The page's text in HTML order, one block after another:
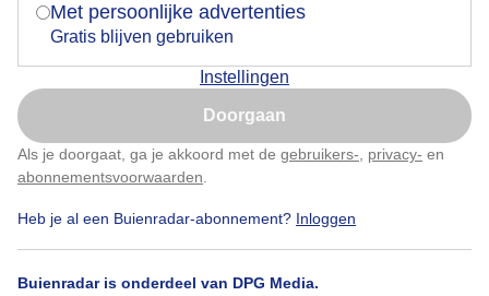
Met persoonlijke advertenties
Gratis blijven gebruiken
Instellingen
Doorgaan
Als je doorgaat, ga je akkoord met de gebruikers- privacy- en
abonnementsvoorwaarden
Heb je al een Buienradar-abonnement? Inloggen
Buienradar is onderdeel van DPG Media.
Door: Chris Meewis Gemaakt: 15-05-2026, 36x bekeken
Nu niet, misschien later
Klik hierom dit aan te passen